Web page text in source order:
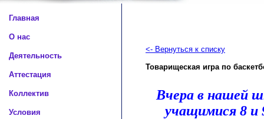
Главная
О нас
Деятельность
Аттестация
Коллектив
Условия
<- Вернуться к списку
Товарищеская игра по
Вчера в нашей
учащимися 8 и